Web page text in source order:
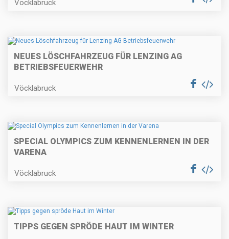
Vöcklabruck
NEUES LÖSCHFAHRZEUG FÜR LENZING AG
BETRIEBSFEUERWEHR
Vöcklabruck
SPECIAL OLYMPICS ZUM KENNENLERNEN IN DER
VARENA
Vöcklabruck
TIPPS GEGEN SPRÖDE HAUT IM WINTER